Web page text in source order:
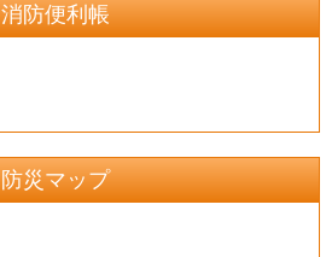
消防便利帳
防災マップ